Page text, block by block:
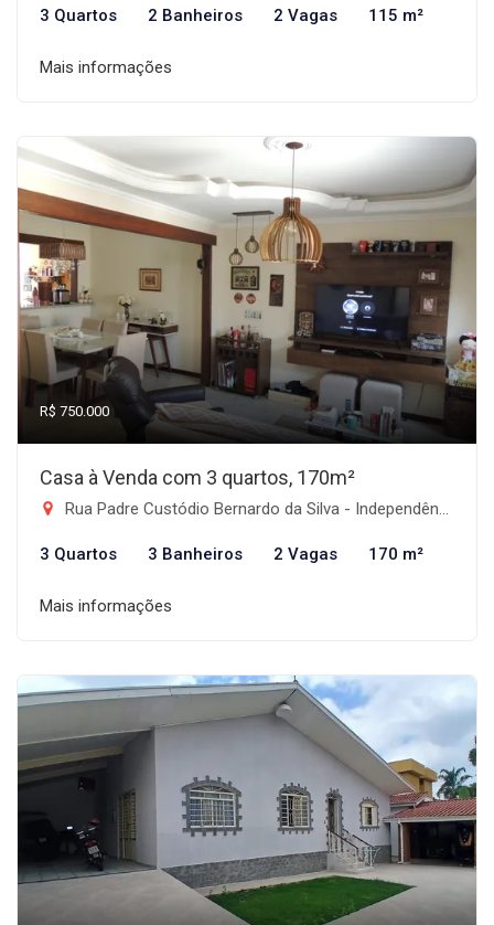
3 Quartos 2 Banheiros 2 Vagas 115 m²
Mais informações
R$ 750.000
Casa à Venda com 3 quartos, 170m²
Rua Padre Custódio Bernardo da Silva - Independência, Taubaté-SP
3 Quartos 3 Banheiros 2 Vagas 170 m²
Mais informações